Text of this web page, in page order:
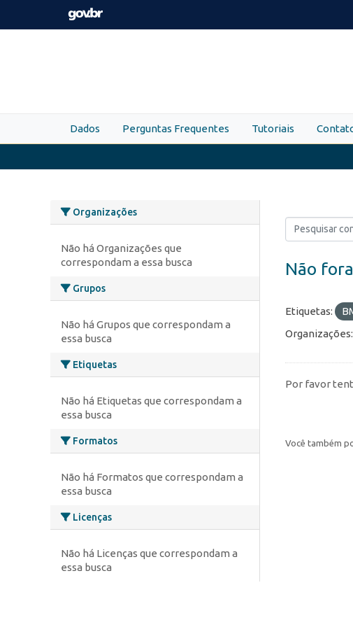
Skip to main content
Dados Perguntas Frequentes Tutoriais
Organizações
Não há Organizações que
correspondam a essa busca
Grupos
Não há Grupos que correspondam a
essa busca
Etiquetas
Não há Etiquetas que correspondam a
essa busca
Formatos
Não há Formatos que correspondam a
essa busca
Licenças
Não há Licenças que correspondam a
essa busca
Não
Etiquetas:
Organizações:
Por favor
Você também